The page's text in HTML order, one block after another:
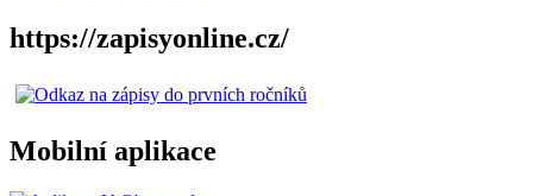
https://zapisyonline.cz/
Mobilní aplikace